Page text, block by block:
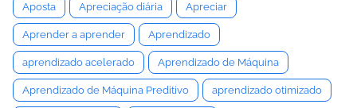
Aposta Apreciação diária Apreciar
Aprender a aprender Aprendizado
aprendizado acelerado Aprendizado de Máquina
Aprendizado de Máquina Preditivo aprendizado otimizado